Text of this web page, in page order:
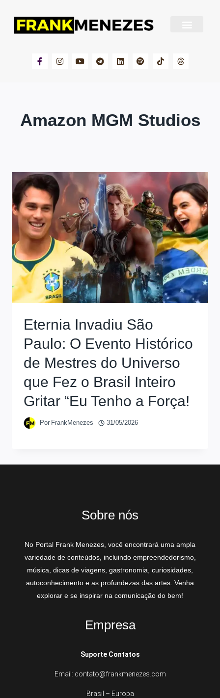
Amazon MGM Studios
Eternia Invadiu São
Paulo: O Evento Histórico
de Mestres do Universo
que Fez o Brasil Inteiro
Gritar “Eu Tenho a Força!
Por FrankMenezes 31/05/2026
Sobre nós
No Portal Frank Menezes, você encontrará uma ampla
variedade de conteúdos, incluindo empreendedorismo,
música, dicas de viagens, gastronomia, curiosidades,
autoconhecimento e as profundezas das artes. Venha
explorar e se inspirar na comunicação do bem!
Empresa
Suporte Contatos
Email: contato@frankmenezes.com
Brasil – Europa